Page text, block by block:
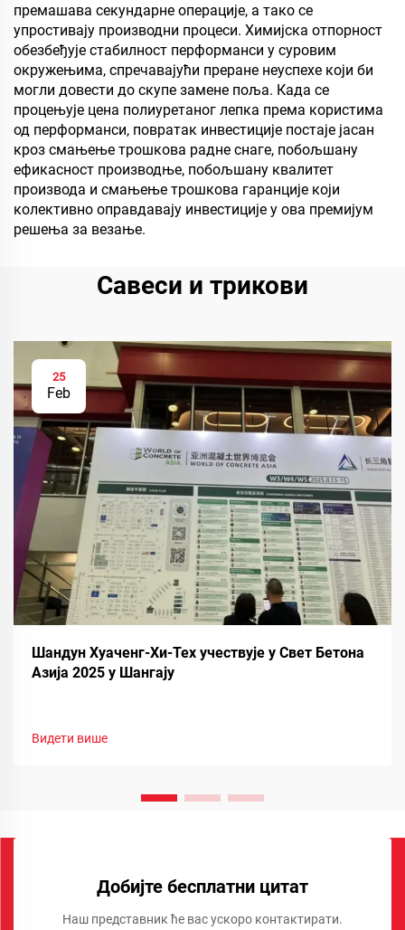
премашава секундарне операције, а тако се
упростивају производни процеси. Химијска отпорност
обезбеђује стабилност перформанси у суровим
окружењима, спречавајући преране неуспехе који би
могли довести до скупе замене поља. Када се
процењује цена полиуретаног лепка према користима
од перформанси, повратак инвестиције постаје јасан
кроз смањење трошкова радне снаге, побољшану
ефикасност производње, побољшану квалитет
производа и смањење трошкова гаранције који
колективно оправдавају инвестиције у ова премијум
решења за везање.
Савеси и трикови
25
Feb
Шандун Хуаченг-Хи-Тех учествује у Свет Бетона
Азија 2025 у Шангају
Видети више
Добијте бесплатни цитат
Наш представник ће вас ускоро контактирати.